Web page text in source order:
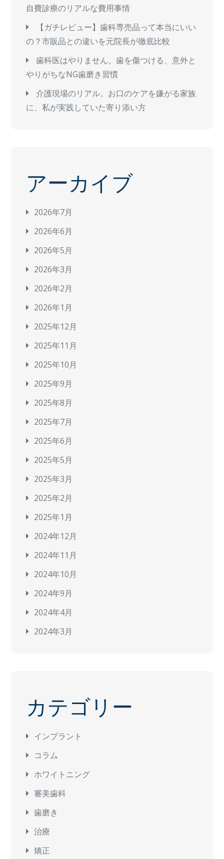
自費診療のリアルな費用事情
【ガチレビュー】歯科専売品って本当にいい
の？市販品との違いを元院長が徹底比較
歯科医はやりません。歯を傷つける、意外と
やりがちなNG歯磨き習慣
介護現場のリアル。お口のケアを嫌がる家族
に、私が実践していた寄り添い方
アーカイブ
2026年7月
2026年6月
2026年5月
2026年3月
2026年2月
2026年1月
2025年12月
2025年11月
2025年10月
2025年9月
2025年8月
2025年7月
2025年6月
2025年5月
2025年3月
2025年2月
2025年1月
2024年12月
2024年11月
2024年10月
2024年9月
2024年4月
2024年3月
カテゴリー
インプラント
コラム
ホワイトニング
審美歯科
歯磨き
治療
矯正